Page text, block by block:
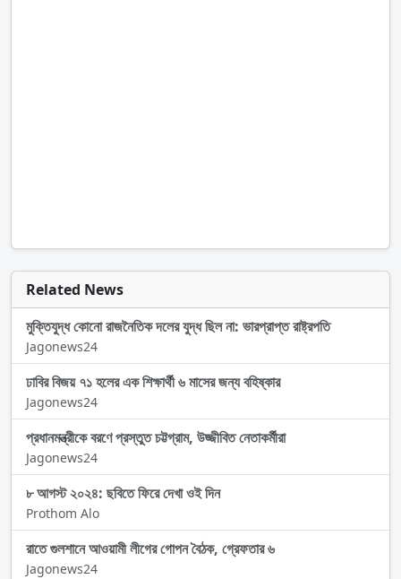
Related News
মুক্তিযুদ্ধ কোনো রাজনৈতিক দলের যুদ্ধ ছিল না: ভারপ্রাপ্ত রাষ্ট্রপতি
Jagonews24
ঢাবির বিজয় ৭১ হলের এক শিক্ষার্থী ৬ মাসের জন্য বহিষ্কার
Jagonews24
প্রধানমন্ত্রীকে বরণে প্রস্তুত চট্টগ্রাম, উজ্জীবিত নেতাকর্মীরা
Jagonews24
৮ আগস্ট ২০২৪: ছবিতে ফিরে দেখা ওই দিন
Prothom Alo
রাতে গুলশানে আওয়ামী লীগের গোপন বৈঠক, গ্রেফতার ৬
Jagonews24